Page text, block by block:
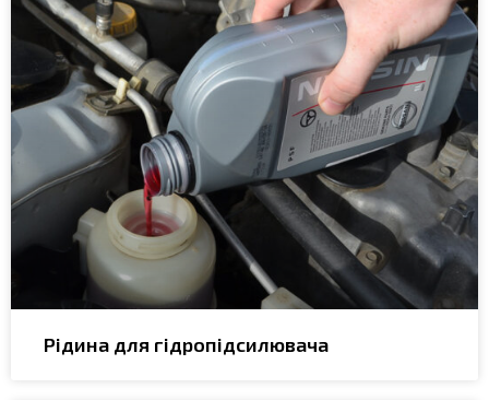
Рідина для гідропідсилювача